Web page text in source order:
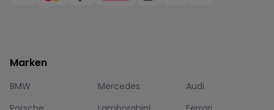
Marken
BMW Mercedes
Audi